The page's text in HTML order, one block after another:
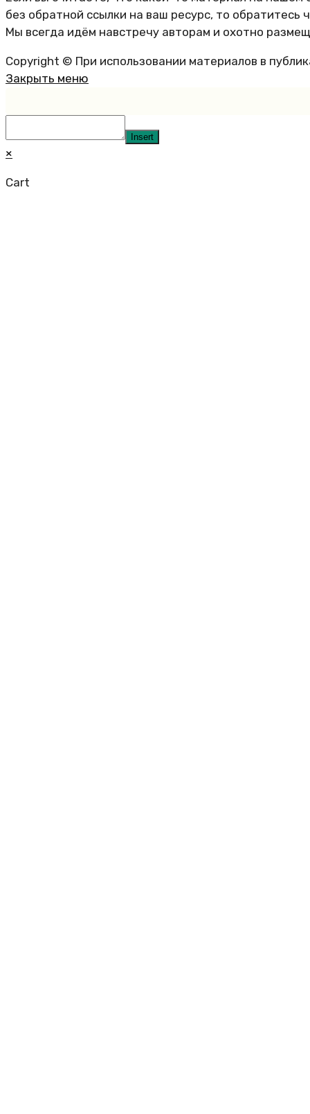
без обратной ссылки на ваш ресурс, то обратитесь
Мы всегда идём навстречу авторам и охотно
Copyright © При использовании материалов в
Закрыть меню
Insert
×
Cart